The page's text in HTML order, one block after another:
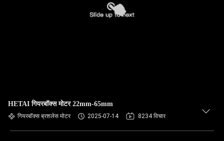
HETAI गियरबॉक्स मोटर 22mm-65mm
गियरबॉक्स ब्रशलेस मोटर 2025-07-14 8234 विचार